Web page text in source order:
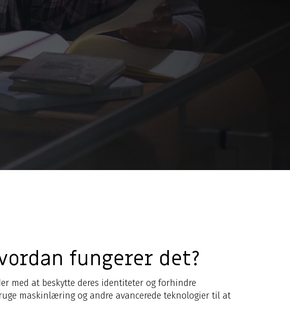
Management
Microsoft 365 Copilot
Dynamics 365 Copilot
AI-video
fungerer det?
med at beskytte deres identiteter og forhindre
maskinlæring og andre avancerede teknologier til at